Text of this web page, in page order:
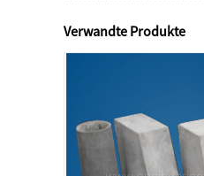
Verwandte Produkte